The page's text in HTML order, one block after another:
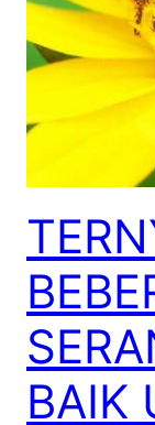
BAIK